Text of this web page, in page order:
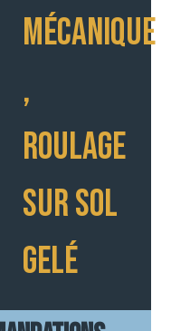
MÉCANIQUE
,
ROULAGE
SUR SOL
GELÉ